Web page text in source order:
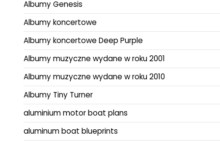
Albumy Genesis
Albumy koncertowe
Albumy koncertowe Deep Purple
Albumy muzyczne wydane w roku 2001
Albumy muzyczne wydane w roku 2010
Albumy Tiny Turner
aluminium motor boat plans
aluminum boat blueprints